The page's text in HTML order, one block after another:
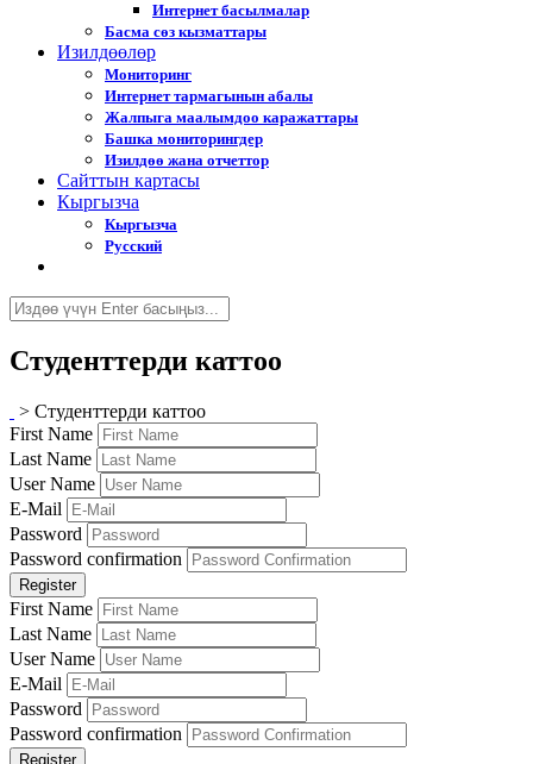
Интернет басылмалар
Басма сөз кызматтары
Изилдөөлөр
Мониторинг
Интернет тармагынын абалы
Жалпыга маалымдоо каражаттары
Башка мониторингдер
Изилдөө жана отчеттор
Cайттын картасы
Кыргызча
Кыргызча
Русский
Студенттерди каттоо
> Студенттерди каттоо
First Name
Last Name
User Name
E-Mail
Password
Password confirmation
Register
First Name
Last Name
User Name
E-Mail
Password
Password confirmation
Register